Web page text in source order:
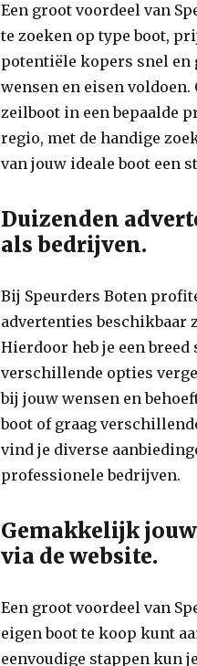
Een groot voordeel van
te zoeken op type boot,
potentiële kopers snel en
wensen en eisen
zeilboot in een bepaalde
regio, met de handige
van jouw ideale boot een
Duizenden
als bedrijven.
Bij Speurders Boten
advertenties beschikbaar
Hierdoor heb je een
verschillende opties
bij jouw wensen en
boot of graag
vind je diverse
professionele bedrijven.
Gemakkelijk
via de website.
Een groot voordeel van
eigen boot te koop kunt
eenvoudige stappen kun